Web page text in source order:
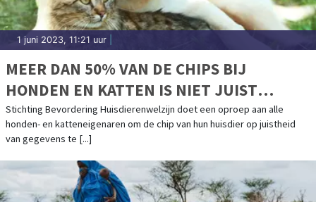
1 juni 2023, 11:21 uur
MEER DAN 50% VAN DE CHIPS BIJ
HONDEN EN KATTEN IS NIET JUIST
GEREGISTREERD
Stichting Bevordering Huisdierenwelzijn doet een oproep aan alle
honden- en katteneigenaren om de chip van hun huisdier op juistheid
van gegevens te [...]